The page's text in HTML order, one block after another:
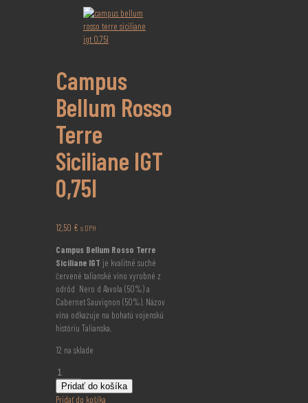
Campus
Bellum Rosso
Terre
Siciliane IGT
0,75l
12,50 € s DPH
Campus Bellum Rosso Terre
Siciliane IGT je kvalitné suché
červené talianské víno vyrobné z
odrôd Nero d A’avola (50%) a
Cabernet Sauvignon (50%). Názov
vína odkazuje na bohatú vojenskú
históriu Talianska.
12 na sklade
množstvo
Campus
Bellum
Pridať do košíka
Pridať do košíka